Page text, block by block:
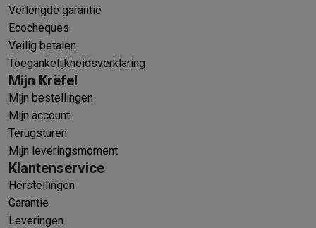
Verlengde garantie
Ecocheques
Veilig betalen
Toegankelijkheidsverklaring
Mijn Krëfel
Mijn bestellingen
Mijn account
Terugsturen
Mijn leveringsmoment
Klantenservice
Herstellingen
Garantie
Leveringen